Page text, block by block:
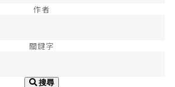
作者
關鍵字
搜尋